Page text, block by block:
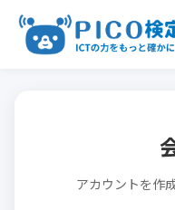
アカウントを作